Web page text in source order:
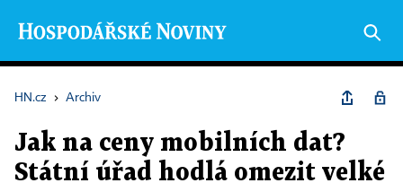
HN.cz › Archiv
Jak na ceny mobilních dat?
Státní úřad hodlá omezit velké